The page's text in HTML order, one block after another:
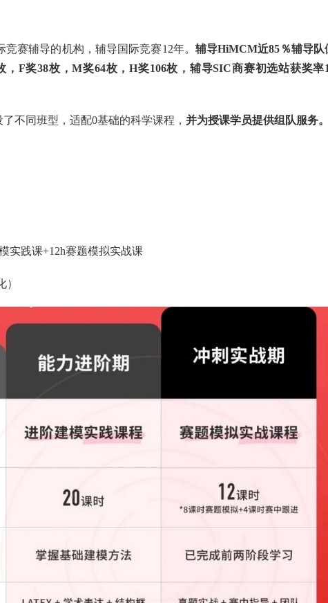
赛辅导的机构，辅导国际竞赛12年。 辅导HiMCM近85％辅导队
，F奖38枚，M奖64枚，H奖106枚，辅导SIC商赛初选站获奖率
不同班型，适配0基础的科学课程， 并为授课学员提供组队服务
实践课+12h赛题模拟实战课